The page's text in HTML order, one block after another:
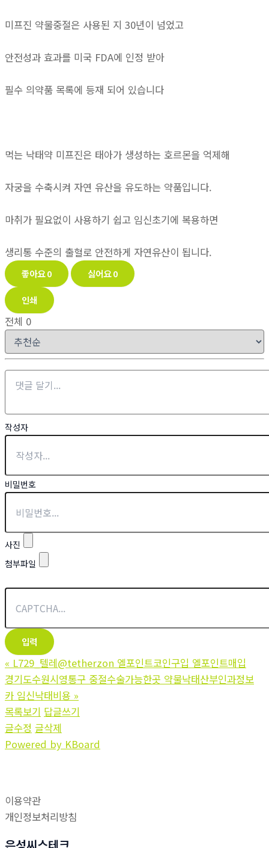
미프진 약물중절은 사용된 지 30년이 넘었고
안전성과 효과를 미국 FDA에 인정 받아
필수 의약품 목록에 등재 되어 있습니다
먹는 낙태약 미프진은 태아가 생성하는 호르몬을 억제해
자궁을 수축시켜 자연 유산을 유도하는 약품입니다.
마취가 필요없이 사용하기 쉽고 임신초기에 복용하면
생리통 수준의 출혈로 안전하게 자연유산이 됩니다.
좋아요0 싫어요0
인쇄
전체 0
작성자
비밀번호
사진
첨부파일
« L729_텔레@tetherzon 엘포인트코인구입 엘포인트매입
경기도수원시영통구 중절수술가능한곳 약물낙태산부인과정보
카 임신낙­태비용 »
목록보기 답글쓰기
글수정 글삭제
Powered by KBoard
이용약관
개인정보처리방침